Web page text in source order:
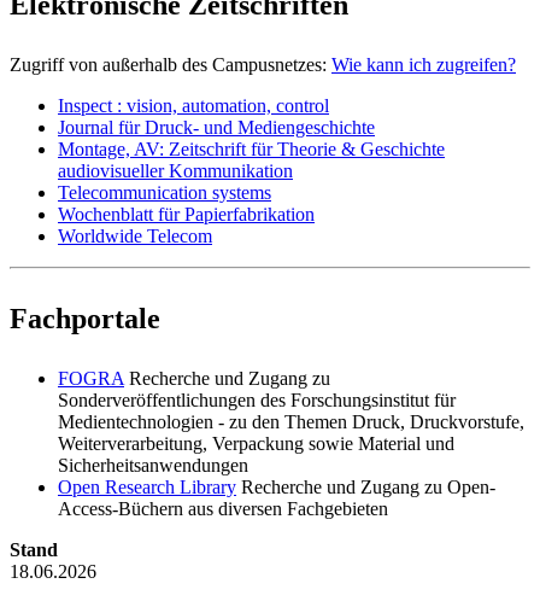
Zugriff von außerhalb des Campusnetzes: Wie kann ich zugreifen?
Inspect : vision, automation, control
Journal für Druck- und Mediengeschichte
Montage, AV: Zeitschrift für Theorie & Geschichte
audiovisueller Kommunikation
Telecommunication systems
Wochenblatt für Papierfabrikation
Worldwide Telecom
Fachportale
FOGRA Recherche und Zugang zu
Sonderveröffentlichungen des Forschungsinstitut für
Medientechnologien - zu den Themen Druck, Druckvorstufe,
Weiterverarbeitung, Verpackung sowie Material und
Sicherheitsanwendungen
Open Research Library Recherche und Zugang zu Open-
Access-Büchern aus diversen Fachgebieten
Stand
18.06.2026